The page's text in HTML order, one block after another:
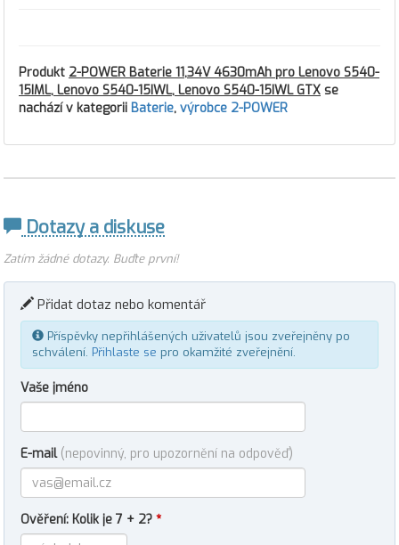
Produkt 2-POWER Baterie 11,34V 4630mAh pro Lenovo S540-
15IML, Lenovo S540-15IWL, Lenovo S540-15IWL GTX se
nachází v kategorii Baterie, výrobce 2-POWER
Dotazy a diskuse
Zatím žádné dotazy. Buďte první!
Přidat dotaz nebo komentář
Příspěvky nepřihlášených uživatelů jsou zveřejněny po
schválení. Přihlaste se pro okamžité zveřejnění.
Vaše jméno
E-mail (nepovinný, pro upozornění na odpověď)
Ověření: Kolik je 7 + 2? *